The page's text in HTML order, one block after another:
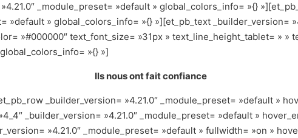
_module_preset= »default » global_colors_info= »{}
»default » global_colors_info= »{} »][et_pb_text _builder_version=
»#000000″ text_font_size= »31px » text_line_height_tablet= » »
»{} »]
Ils nous ont fait confiance
_builder_version= »4.21.0″ _module_preset= »default »
_builder_version= »4.21.0″ _module_preset= »default »
»4.21.0″ _module_preset= »default » fullwidth= »on »